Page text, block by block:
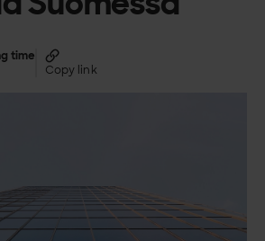
time
Copy link